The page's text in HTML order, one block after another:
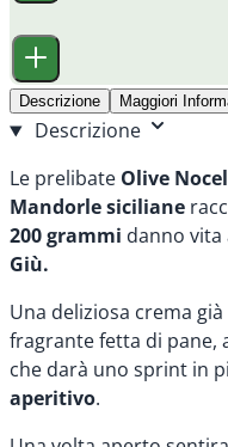
Descrizione Maggiori
Descrizione
Le prelibate Olive
Mandorle siciliane
200 grammi danno vita
Giù.
Una deliziosa crema
fragrante fetta di pane,
che darà uno sprint in
aperitivo.